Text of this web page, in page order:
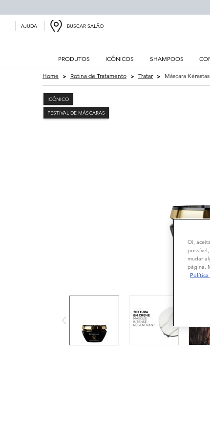
AJUDA BUSCAR SALÃO
PRODUTOS ICÔNICOS SHAMPOOS
Home Rotina de Tratamento Tratar Máscara
ICÔNICO
FESTIVAL DE MÁSCARAS
Oi,
mudar
página.